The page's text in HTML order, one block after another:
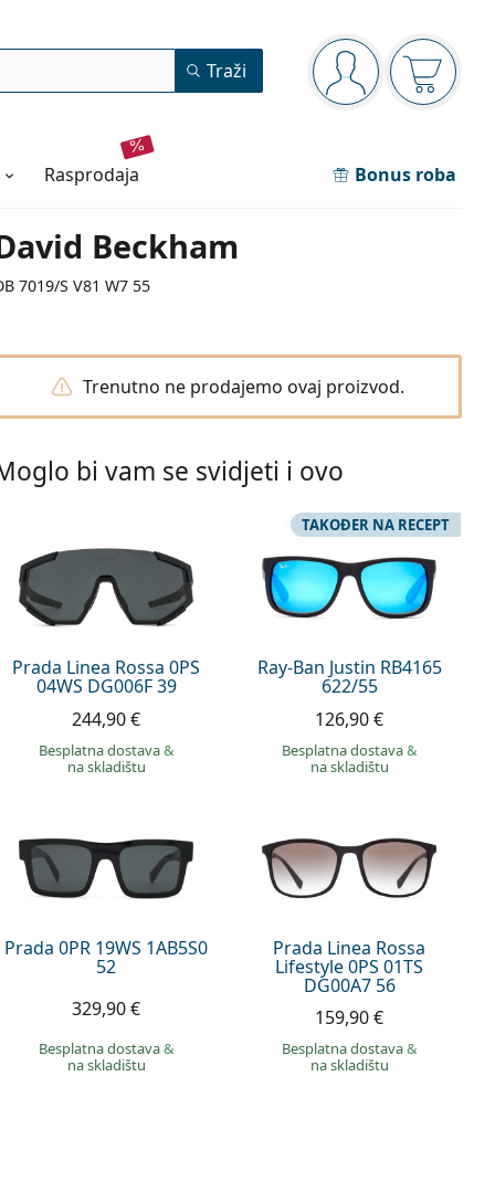
Navigacijska ploča
ste prijavljeni
Traži
rasprodaja Bonus roba
Beckham
7019/S V81 W7 55
Trenutno ne prodajemo ovaj proizvod.
bi vam se svidjeti i ovo
Prada Linea Rossa 0PS
04WS DG006F 39
244,90 €
Besplatna dostava&
na skladištu
Ray-Ban Justin RB4165
622/55
TAKOĐER NA RECEPT
126,90 €
Besplatna dostava&
na skladištu
Prada 0PR 19WS 1AB5S0
52
329,90 €
Besplatna dostava&
na skladištu
Prada Linea Rossa
Lifestyle 0PS 01TS
DG00A7 56
159,90 €
Besplatna dostava&
na skladištu